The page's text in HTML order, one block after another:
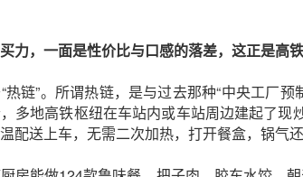
力，一面是性价比与口感的落差，这正是高
热链”。所谓热链，是与过去那种“中央工厂
多地高铁枢纽在车站内或车站周边建起了现
配送上车，无需二次加热，打开餐盒，锅气还